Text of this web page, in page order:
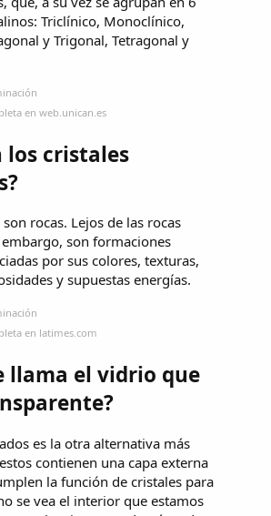
Triclínico, Monoclínico,
y Trigonal, Tetragonal y
en web.unican.es
los cristales
rocas. Lejos de las rocas
son formaciones
por sus colores, texturas,
y supuestas energías.
en latimes.com
llama el vidrio que
es la otra alternativa más
contienen una capa externa
la función de cristales para
se vea el interior que estamos